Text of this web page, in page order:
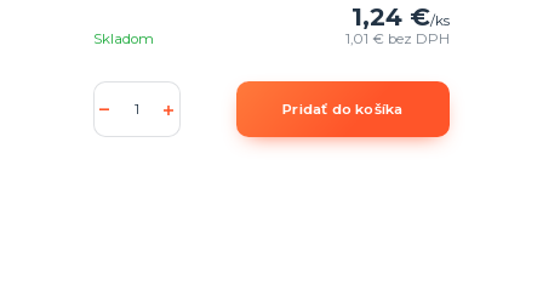
1,24 €/ks
1,01 € bez DPH
Skladom
Pridať do košíka